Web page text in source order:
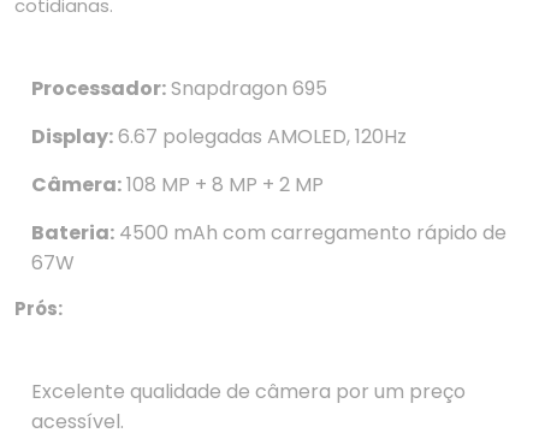
cotidianas.
Processador:Snapdragon 695
Display:6.67 polegadas AMOLED, 120Hz
Câmera:108 MP + 8 MP + 2 MP
Bateria: 4500 mAh com carregamento rápido de
67W
Prós:
Excelente qualidade de câmera por um preço
acessível.